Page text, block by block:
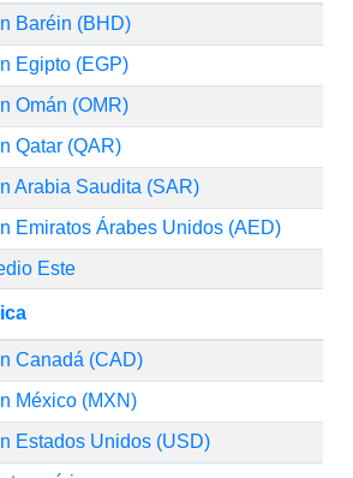
Baréin (BHD)
Egipto (EGP)
Omán (OMR)
Qatar (QAR)
Arabia Saudita (SAR)
Emiratos Árabes Unidos (AED)
Este
Canadá (CAD)
México (MXN)
Estados Unidos (USD)